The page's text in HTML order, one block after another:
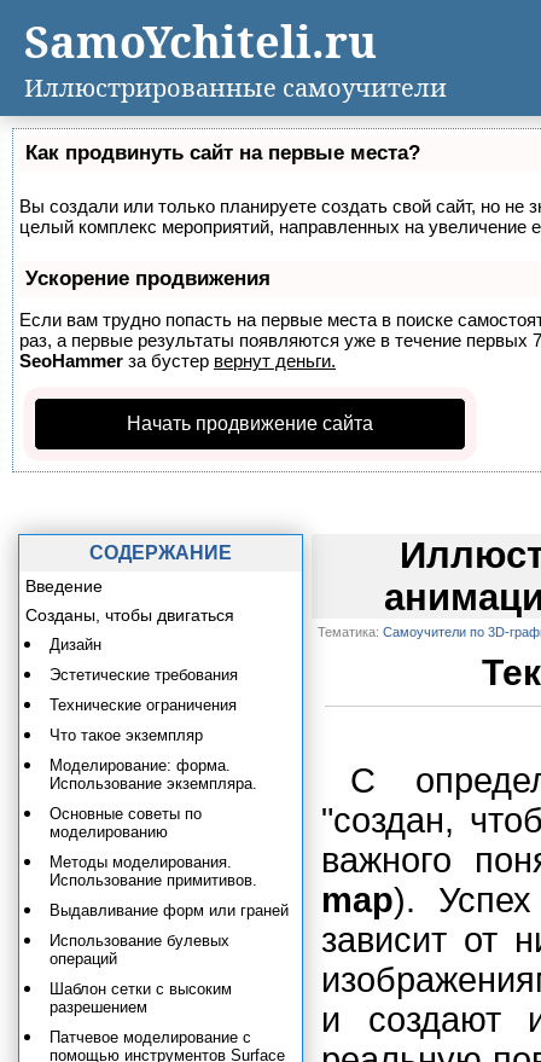
Как продвинуть сайт на первые места?
Вы создали или только планируете создать свой сайт, но не
целый комплекс мероприятий, направленных на увеличение
Ускорение продвижения
Если вам трудно попасть на первые места в поиске
раз, а первые результаты появляются уже в течение первых
SeoHammer за бустер вернут деньги.
Начать продвижение сайта
Тематика: Самоучители по 3D-
С
"создан,
важного
map). Успех
зависит от
и создают
СОДЕРЖАНИЕ
Введение
Созданы, чтобы двигаться
Дизайн
Эстетические требования
Технические ограничения
Что такое экземпляр
Моделирование: форма.
Использование экземпляра.
Основные советы по
моделированию
Методы моделирования.
Использование примитивов.
Выдавливание форм или граней
Использование булевых
операций
Шаблон сетки с высоким
разрешением
Патчевое моделирование с
помощью инструментов Surface
SamoYchiteli.ru
Иллюстрированные самоучители